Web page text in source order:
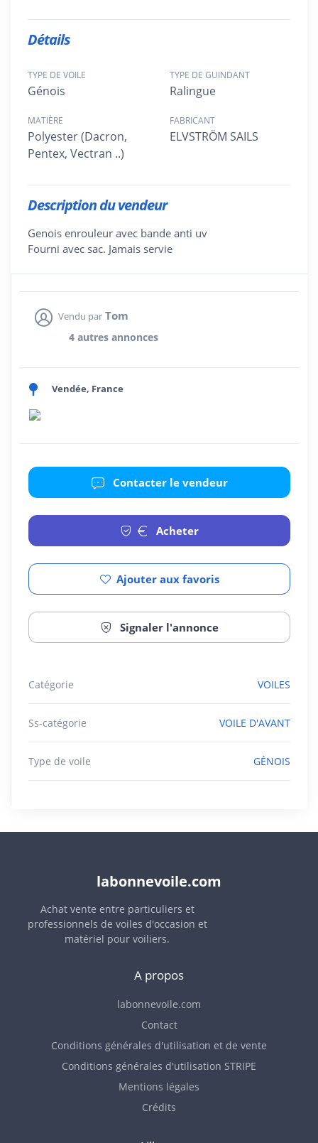
Détails
TYPE DE VOILE
Génois
TYPE DE GUINDANT
Ralingue
MATIÈRE
Polyester (Dacron,
Pentex, Vectran ..)
FABRICANT
ELVSTRÖM SAILS
Description du vendeur
Genois enrouleur avec bande anti uv
Fourni avec sac. Jamais servie
Vendu par Tom
4 autres annonces
Vendée, France
Contacter le vendeur
Acheter
Ajouter aux favoris
Signaler l'annonce
Catégorie VOILES
Ss-catégorie VOILE D'AVANT
Type de voile GÉNOIS
labonnevoile.com
Achat vente entre particuliers et
professionnels de voiles d'occasion et
matériel pour voiliers.
A propos
labonnevoile.com
Contact
Conditions générales d'utilisation et de vente
Conditions générales d'utilisation STRIPE
Mentions légales
Crédits